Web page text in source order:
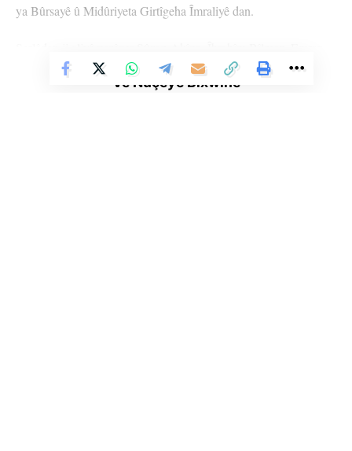
ya Bûrsayê û Midûriyeta Girtîgeha Îmraliyê dan.
Emekçî û Cengîz Yureklî ve hate kirin. Parêzeran her wiha ji bo
dîtina muwekîlên xwe yên din ên li Îmraliyê Omer Hayîr Konar,
Vê Nûçeyê Bixwîne